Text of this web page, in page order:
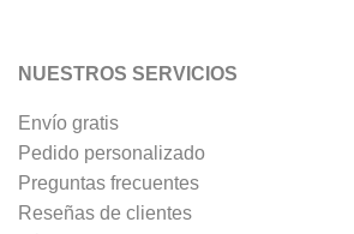
NUESTROS SERVICIOS
Envío gratis
Pedido personalizado
Preguntas frecuentes
Reseñas de clientes